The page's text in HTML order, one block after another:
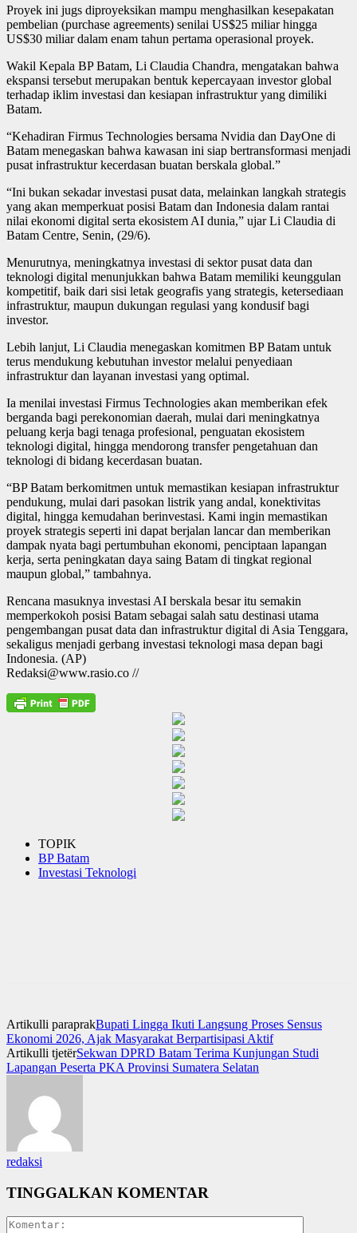
Proyek ini jugs diproyeksikan mampu menghasilkan kesepakatan
pembelian (purchase agreements) senilai US$25 miliar hingga
US$30 miliar dalam enam tahun pertama operasional proyek.
Wakil Kepala BP Batam, Li Claudia Chandra, mengatakan bahwa
ekspansi tersebut merupakan bentuk kepercayaan investor global
terhadap iklim investasi dan kesiapan infrastruktur yang dimiliki
Batam.
“Kehadiran Firmus Technologies bersama Nvidia dan DayOne di
Batam menegaskan bahwa kawasan ini siap bertransformasi menjadi
pusat infrastruktur kecerdasan buatan berskala global.”
“Ini bukan sekadar investasi pusat data, melainkan langkah strategis
yang akan memperkuat posisi Batam dan Indonesia dalam rantai
nilai ekonomi digital serta ekosistem AI dunia,” ujar Li Claudia di
Batam Centre, Senin, (29/6).
Menurutnya, meningkatnya investasi di sektor pusat data dan
teknologi digital menunjukkan bahwa Batam memiliki keunggulan
kompetitif, baik dari sisi letak geografis yang strategis, ketersediaan
infrastruktur, maupun dukungan regulasi yang kondusif bagi
investor.
Lebih lanjut, Li Claudia menegaskan komitmen BP Batam untuk
terus mendukung kebutuhan investor melalui penyediaan
infrastruktur dan layanan investasi yang optimal.
Ia menilai investasi Firmus Technologies akan memberikan efek
berganda bagi perekonomian daerah, mulai dari meningkatnya
peluang kerja bagi tenaga profesional, penguatan ekosistem
teknologi digital, hingga mendorong transfer pengetahuan dan
teknologi di bidang kecerdasan buatan.
“BP Batam berkomitmen untuk memastikan kesiapan infrastruktur
pendukung, mulai dari pasokan listrik yang andal, konektivitas
digital, hingga kemudahan berinvestasi. Kami ingin memastikan
proyek strategis seperti ini dapat berjalan lancar dan memberikan
dampak nyata bagi pertumbuhan ekonomi, penciptaan lapangan
kerja, serta peningkatan daya saing Batam di tingkat regional
maupun global,” tambahnya.
Rencana masuknya investasi AI berskala besar itu semakin
memperkokoh posisi Batam sebagai salah satu destinasi utama
pengembangan pusat data dan infrastruktur digital di Asia Tenggara,
sekaligus menjadi gerbang investasi teknologi masa depan bagi
Indonesia. (AP)
Redaksi@www.rasio.co //
TOPIK
BP Batam
Investasi Teknologi
Artikulli paraprakBupati Lingga Ikuti Langsung Proses Sensus
Ekonomi 2026, Ajak Masyarakat Berpartisipasi Aktif
Artikulli tjetërSekwan DPRD Batam Terima Kunjungan Studi
Lapangan Peserta PKA Provinsi Sumatera Selatan
redaksi
TINGGALKAN KOMENTAR